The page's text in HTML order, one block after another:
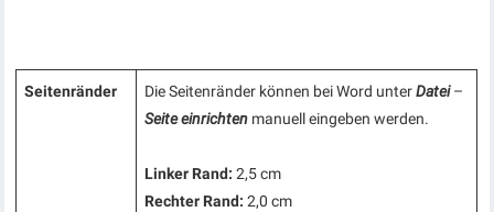
Seitenränder Die Seitenränder können bei Word unterDatei–
Seite einrichten manuell eingeben werden.
Linker Rand: 2,5 cm
Rechter Rand: 2,0 cm